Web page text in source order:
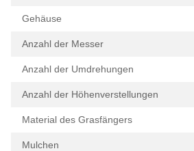
Gehäuse
Anzahl der Messer
Anzahl der Umdrehungen
Anzahl der Höhenverstellungen
Material des Grasfängers
Mulchen